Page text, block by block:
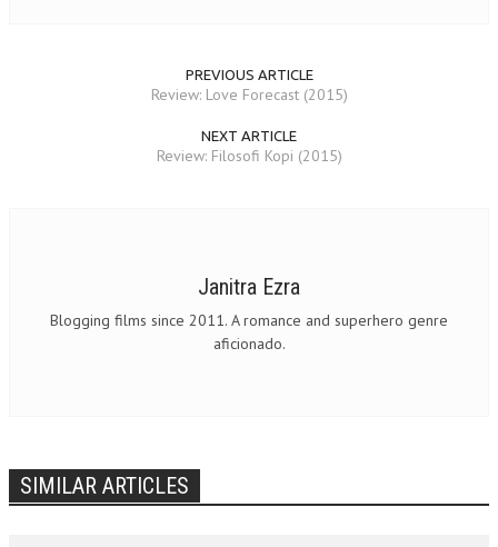
PREVIOUS ARTICLE
Review: Love Forecast (2015)
NEXT ARTICLE
Review: Filosofi Kopi (2015)
Janitra Ezra
Blogging films since 2011. A romance and superhero genre
aficionado.
SIMILAR ARTICLES